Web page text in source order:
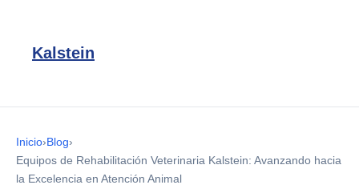
Kalstein
Inicio›Blog›
Equipos de Rehabilitación Veterinaria Kalstein: Avanzando hacia
la Excelencia en Atención Animal